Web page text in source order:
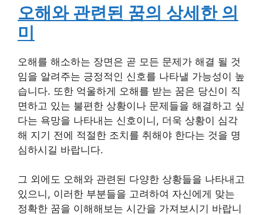
오해와 관련된 꿈의 상세한 의
미
오해를 해소하는 장면은 곧 모든 문제가 해결 될 것
임을 알려주는 긍정적인 신호를 나타낼 가능성이 높
습니다. 또한 억울하게 오해를 받는 꿈은 당신이 직
면하고 있는 불편한 상황이나 문제들을 해결하고 싶
다는 욕망을 나타내는 신호이니, 더욱 상황이 심각
해 지기 전에 적절한 조치를 취해야 한다는 것을 명
심하시길 바랍니다.
그 외에도 오해와 관련된 다양한 상황들을 나타내고
있으니, 이러한 부분들을 고려하여 자신에게 맞는
정확한 꿈을 이해해보는 시간을 가져보시기 바랍니